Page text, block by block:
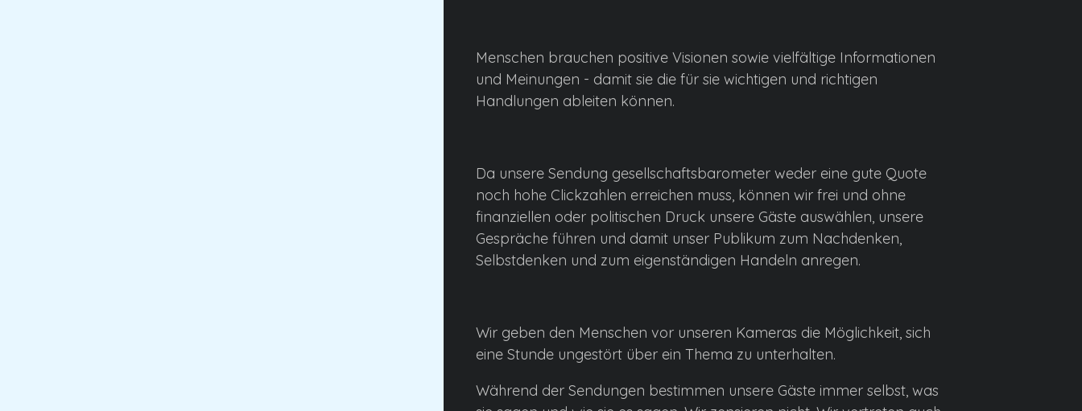
Menschen brauchen positive Visionen sowie vielfältige Informationen
und Meinungen - damit sie die für sie wichtigen und richtigen
Handlungen ableiten können.
Da unsere Sendung gesellschaftsbarometer weder eine gute Quote
noch hohe Clickzahlen erreichen muss, können wir frei und ohne
finanziellen oder politischen Druck unsere Gäste auswählen, unsere
Gespräche führen und damit unser Publikum zum Nachdenken,
Selbstdenken und zum eigenständigen Handeln anregen.
Wir geben den Menschen vor unseren Kameras die Möglichkeit, sich
eine Stunde ungestört über ein Thema zu unterhalten.
Während der Sendungen bestimmen unsere Gäste immer selbst, was